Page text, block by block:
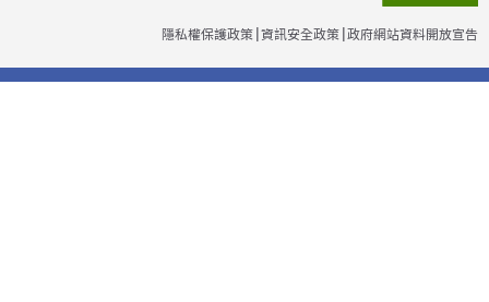
隱私權保護政策 資訊安全政策 政府網站資料開放宣告